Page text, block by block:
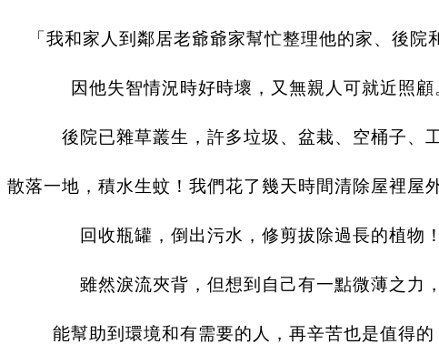
「我和家人到鄰居老爺爺家幫忙整理他的家、後院
因他失智情況時好時壞，又無親人可就近照顧
後院已雜草叢生，許多垃圾、盆栽、空桶子、
散落一地，積水生蚊！我們花了幾天時間清除屋裡屋
回收瓶罐，倒出污水，修剪拔除過長的植物！
雖然淚流夾背，但想到自己有一點微薄之力，
能幫助到環境和有需要的人，再辛苦也是值得的